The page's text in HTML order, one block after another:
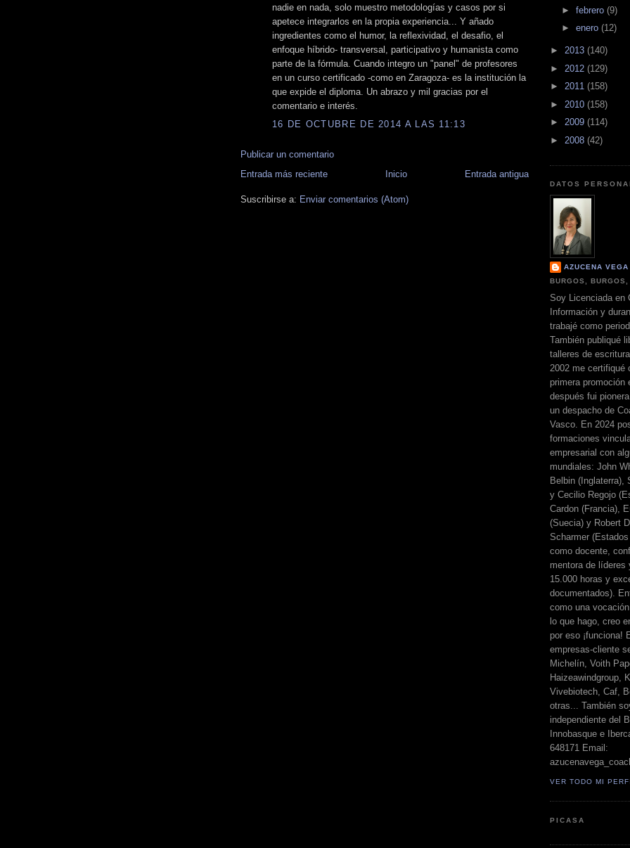
nadie en nada, solo muestro metodologías y casos por si
apetece integrarlos en la propia experiencia... Y añado
ingredientes como el humor, la reflexividad, el desafio, el
enfoque híbrido- transversal, participativo y humanista como
parte de la fórmula. Cuando integro un "panel" de profesores
en un curso certificado -como en Zaragoza- es la institución la
que expide el diploma. Un abrazo y mil gracias por el
comentario e interés.
16 DE OCTUBRE DE 2014 A LAS 11:13
Publicar un comentario
Entrada más reciente
Entrada antigua
Inicio
Suscribirse a: Enviar comentarios (Atom)
► febrero (9)
► enero (12)
► 2013 (140)
► 2012 (129)
► 2011 (158)
► 2010 (158)
► 2009 (114)
► 2008 (42)
DATOS
AZUCENA
BURGOS,
Soy Licenciada en
Información y
trabajé como
También publiqué
talleres de
2002 me certifiqué
primera promoción
después fui
un despacho de
Vasco. En 2024
formaciones
empresarial con
mundiales: John
Belbin (Inglaterra),
y Cecilio Regojo
Cardon (Francia),
(Suecia) y Robert
Scharmer
como docente,
mentora de líderes
15.000 horas y
documentados).
como una
lo que hago, creo
por eso ¡funciona!
empresas-cliente
Michelín, Voith
Haizeawindgroup,
Vivebiotech, Caf,
otras... También
independiente del
Innobasque e
648171 Email:
VER TODO MI
PICASA